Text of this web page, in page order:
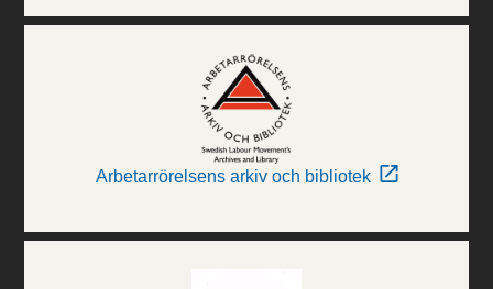
Arbetarrörelsens arkiv och bibliotek